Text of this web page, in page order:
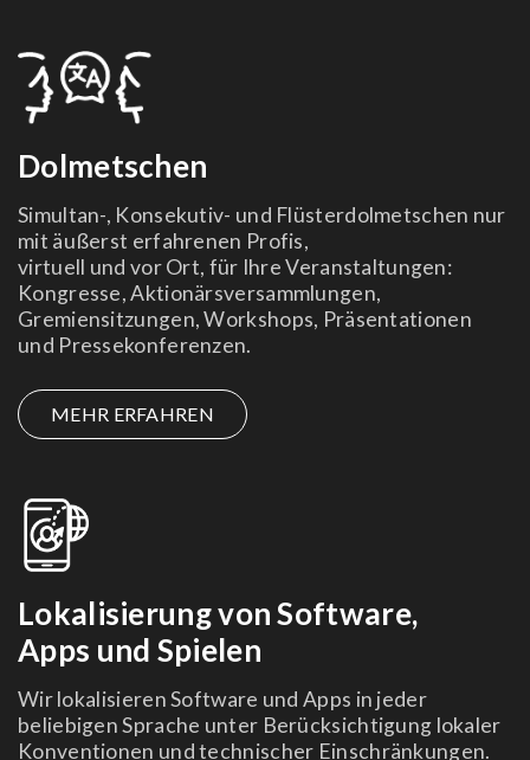
Dolmetschen
Simultan-, Konsekutiv- und Flüsterdolmetschen nur
mit äußerst erfahrenen Profis,
virtuell und vor Ort, für Ihre Veranstaltungen:
Kongresse, Aktionärsversammlungen,
Gremiensitzungen, Workshops, Präsentationen
und Pressekonferenzen.
MEHR ERFAHREN
Lokalisierung von Software,
Apps und Spielen
Wir lokalisieren Software und Apps in jeder
beliebigen Sprache unter Berücksichtigung lokaler
Konventionen und technischer Einschränkungen.